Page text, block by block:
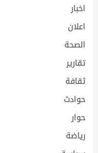
اخبار
اعلان
الصحة
تقارير
ثقافة
حوادث
حوار
رياضة